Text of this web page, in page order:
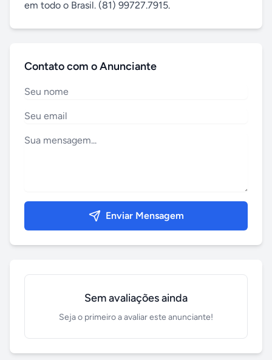
em todo o Brasil. (81) 99727.7915.
Contato com o Anunciante
Enviar Mensagem
Sem avaliações ainda
Seja o primeiro a avaliar este anunciante!